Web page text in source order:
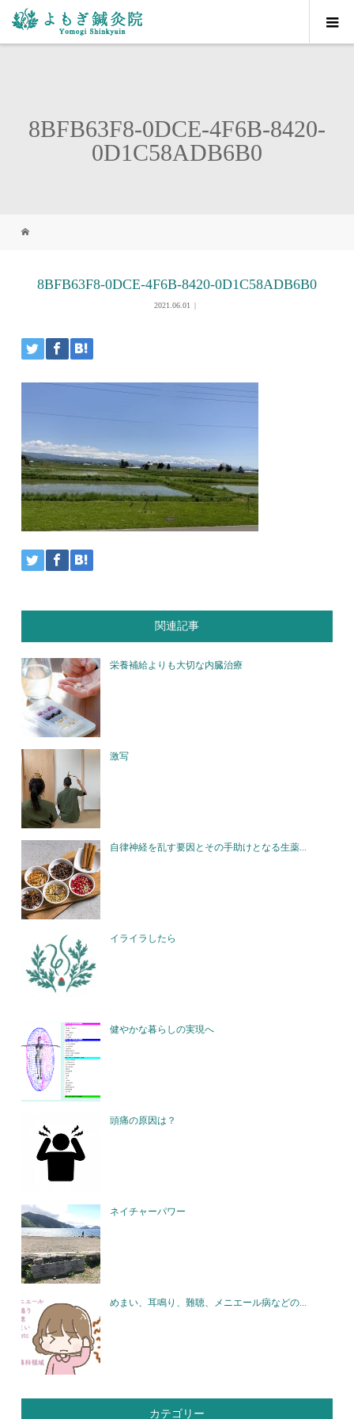
8BFB63F8-0DCE-4F6B-8420-
0D1C58ADB6B0
8BFB63F8-0DCE-4F6B-8420-0D1C58ADB6B0
2021.06.01
関連記事
栄養補給よりも大切な内臓治療
激写
自律神経を乱す要因とその手助けとなる生薬...
イライラしたら
健やかな暮らしの実現へ
頭痛の原因は？
ネイチャーパワー
めまい、耳鳴り、難聴、メニエール病などの...
カテゴリー